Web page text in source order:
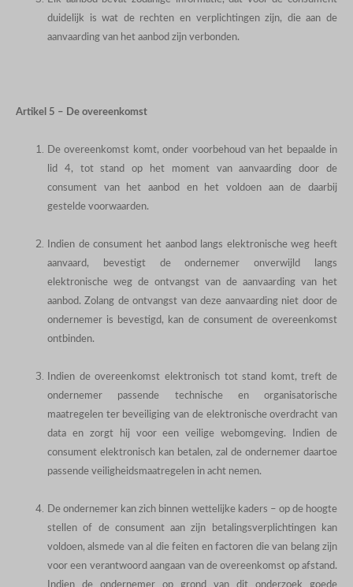
duidelijk is wat de rechten en verplichtingen zijn, die aan de
aanvaarding van het aanbod zijn verbonden.
Artikel 5 – De overeenkomst
De overeenkomst komt, onder voorbehoud van het bepaalde in
lid 4, tot stand op het moment van aanvaarding door de
consument van het aanbod en het voldoen aan de daarbij
gestelde voorwaarden.
Indien de consument het aanbod langs elektronische weg heeft
aanvaard, bevestigt de ondernemer onverwijld langs
elektronische weg de ontvangst van de aanvaarding van het
aanbod. Zolang de ontvangst van deze aanvaarding niet door de
ondernemer is bevestigd, kan de consument de overeenkomst
ontbinden.
Indien de overeenkomst elektronisch tot stand komt, treft de
ondernemer passende technische en organisatorische
maatregelen ter beveiliging van de elektronische overdracht van
data en zorgt hij voor een veilige webomgeving. Indien de
consument elektronisch kan betalen, zal de ondernemer daartoe
passende veiligheidsmaatregelen in acht nemen.
De ondernemer kan zich binnen wettelijke kaders – op de hoogte
stellen of de consument aan zijn betalingsverplichtingen kan
voldoen, alsmede van al die feiten en factoren die van belang zijn
voor een verantwoord aangaan van de overeenkomst op afstand.